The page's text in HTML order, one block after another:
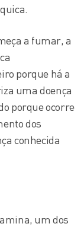
a fumar, a
porque há a
uma doença
porque ocorre
dos
conhecida
um dos